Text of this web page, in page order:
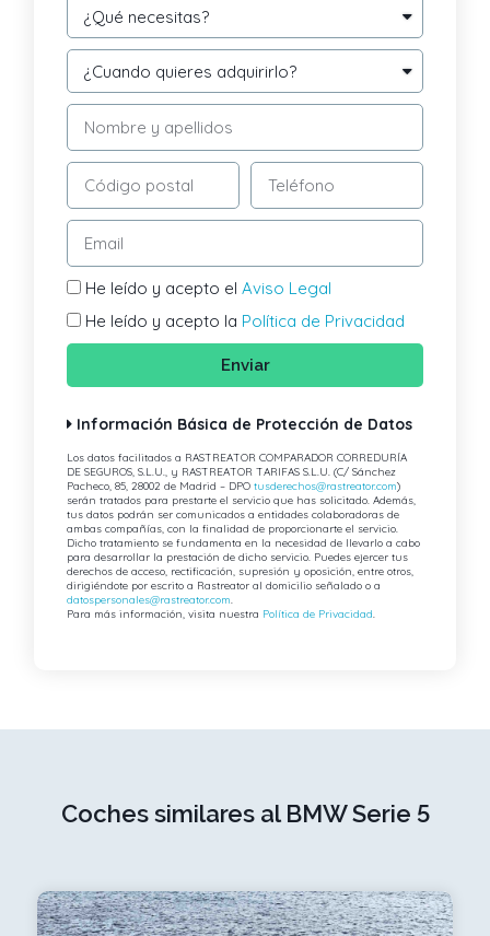
He leído y acepto elAviso Legal
He leído y acepto la Política de Privacidad
Enviar
Información Básica de Protección de Datos
Los datos facilitados a RASTREATOR COMPARADOR CORREDURÍA
DE SEGUROS, S.L.U., y RASTREATOR TARIFAS S.L.U. (C/ Sánchez
Pacheco, 85, 28002 de Madrid – DPOtusderechos@rastreator.com)
serán tratados para prestarte el servicio que has solicitado. Además,
tus datos podrán ser comunicados a entidades colaboradoras de
ambas compañías, con la finalidad de proporcionarte el servicio.
Dicho tratamiento se fundamenta en la necesidad de llevarlo a cabo
para desarrollar la prestación de dicho servicio. Puedes ejercer tus
derechos de acceso, rectificación, supresión y oposición, entre otros,
dirigiéndote por escrito a Rastreator al domicilio señalado o a
datospersonales@rastreator.com.
Para más información, visita nuestra Política de Privacidad.
Coches similares al BMW Serie 5